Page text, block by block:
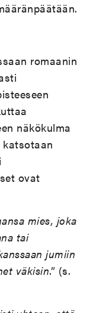
romaanin
näkökulma
ovat
mies, joka
tai
jumiin
väkisin.” (s.